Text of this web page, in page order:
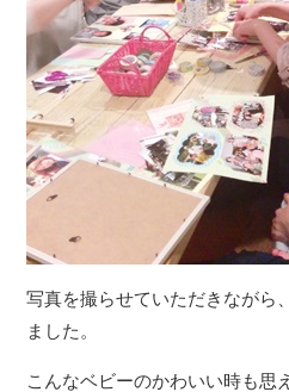
写真を撮らせていただきながら
ました。
こんなベビーのかわいい時も思